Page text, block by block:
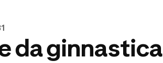
da ginnastica